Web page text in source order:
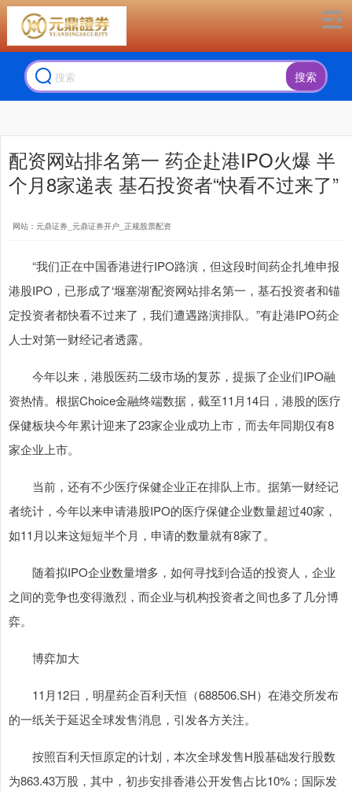
搜索
配资网站排名第一 药企赴港IPO火爆 半
个月8家递表 基石投资者“快看不过来了”
网站：元鼎证券_元鼎证券开户_正规股票配资
“我们正在中国香港进行IPO路演，但这段时间药企扎堆申报
港股IPO，已形成了‘堰塞湖’配资网站排名第一，基石投资者和锚
定投资者都快看不过来了，我们遭遇路演排队。”有赴港IPO药企
人士对第一财经记者透露。
今年以来，港股医药二级市场的复苏，提振了企业们IPO融
资热情。根据Choice金融终端数据，截至11月14日，港股的医疗
保健板块今年累计迎来了23家企业成功上市，而去年同期仅有8
家企业上市。
当前，还有不少医疗保健企业正在排队上市。据第一财经记
者统计，今年以来申请港股IPO的医疗保健企业数量超过40家，
如11月以来这短短半个月，申请的数量就有8家了。
随着拟IPO企业数量增多，如何寻找到合适的投资人，企业
之间的竞争也变得激烈，而企业与机构投资者之间也多了几分博
弈。
博弈加大
11月12日，明星药企百利天恒（688506.SH）在港交所发布
的一纸关于延迟全球发售消息，引发各方关注。
按照百利天恒原定的计划，本次全球发售H股基础发行股数
为863.43万股，其中，初步安排香港公开发售占比10%；国际发